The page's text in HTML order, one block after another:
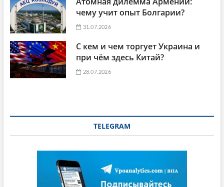
чему учит опыт Болгарии?
31.07.2026
С кем и чем торгует Украина и
при чём здесь Китай?
28.07.2026
TELEGRAM